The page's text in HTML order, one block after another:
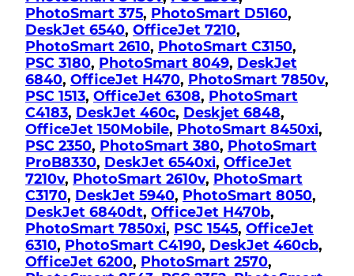
PhotoSmart 375, PhotoSmart D5160,
DeskJet 6540, OfficeJet 7210,
PhotoSmart 2610, PhotoSmart C3150,
PSC 3180, PhotoSmart 8049, DeskJet
6840, OfficeJet H470, PhotoSmart 7850v,
PSC 1513, OfficeJet 6308, PhotoSmart
C4183, DeskJet 460c, Deskjet 6848,
OfficeJet 150Mobile, PhotoSmart 8450xi,
PSC 2350, PhotoSmart 380, PhotoSmart
ProB8330, DeskJet 6540xi, OfficeJet
7210v, PhotoSmart 2610v, PhotoSmart
C3170, DeskJet 5940, PhotoSmart 8050,
DeskJet 6840dt, OfficeJet H470b,
PhotoSmart 7850xi, PSC 1545, OfficeJet
6310, PhotoSmart C4190, DeskJet 460cb,
OfficeJet 6200, PhotoSmart 2570,